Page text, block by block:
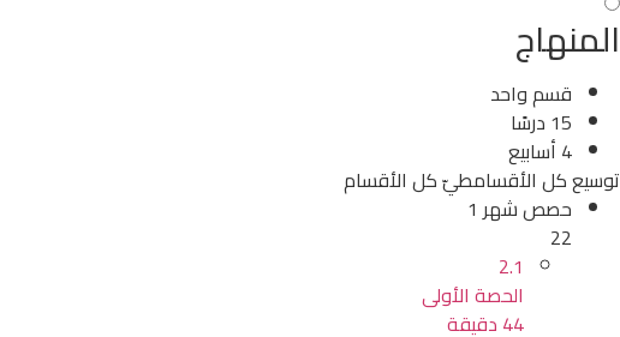
المنهاج
قسم واحد
15 درسًا
4 أسابيع
توسيع كل الأقسامطيّ كل الأقسام
حصص شهر 1
22
2.1
الحصة الأولى
44 دقيقة